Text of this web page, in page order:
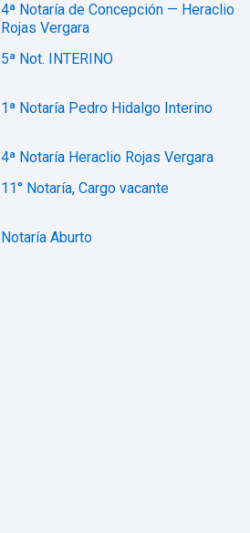
4ª Notaría de Concepción — Heraclio
Rojas Vergara
5ª Not. INTERINO
1ª Notaría Pedro Hidalgo Interino
4ª Notaría Heraclio Rojas Vergara
11° Notaría, Cargo vacante
Notaría Aburto